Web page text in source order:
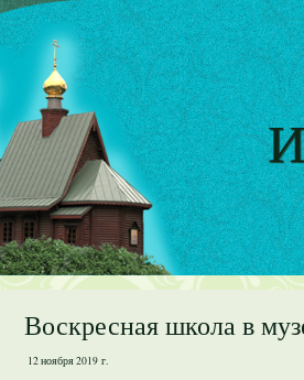
Воскресная школа в
12 ноября 2019 г.